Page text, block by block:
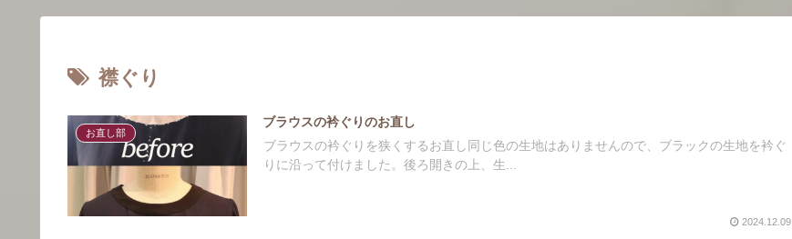
襟ぐり
お直し部
ブラウスの衿ぐりのお直し
ブラウスの衿ぐりを狭くするお直し同じ色の生地はありませんので、ブラックの生地を衿ぐ
りに沿って付けました。後ろ開きの上、生...
2024.12.09